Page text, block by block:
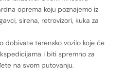
oprema koju poznajemo iz
sirena, retrovizori, kuka za
dobivate terensko vozilo koje će
i biti spremno za
na svom putovanju.